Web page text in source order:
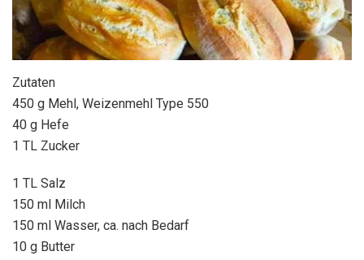
Zutaten
450 g Mehl, Weizenmehl Type 550
40 g Hefe
1 TL Zucker
1 TL Salz
150 ml Milch
150 ml Wasser, ca. nach Bedarf
10 g Butter